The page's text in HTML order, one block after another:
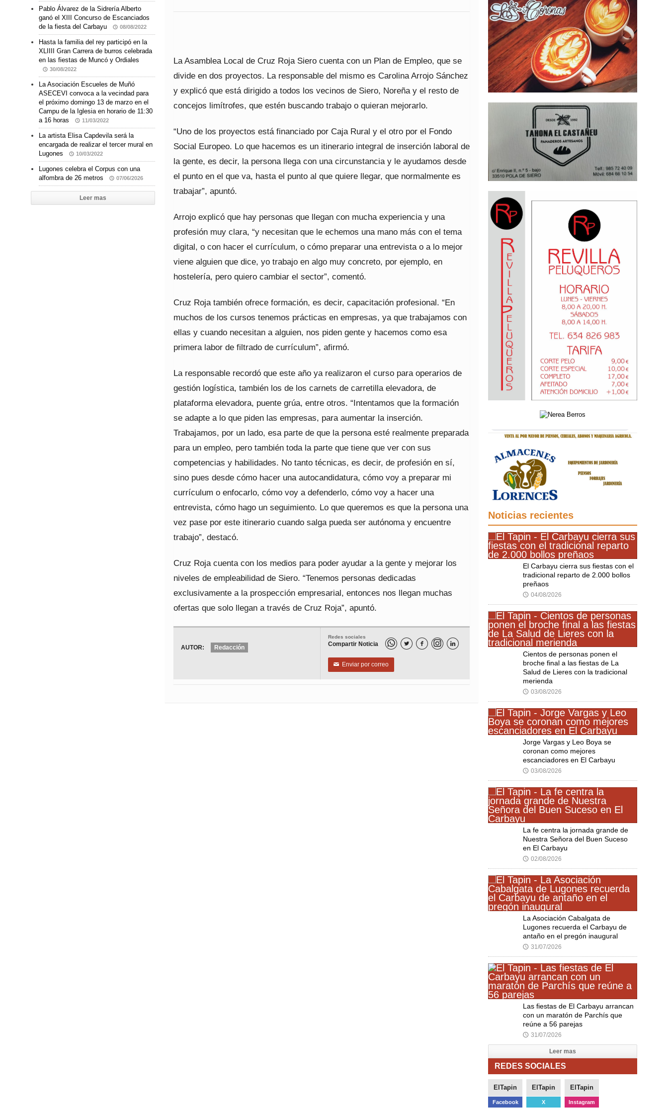
La Asamblea Local de Cruz Roja Siero cuenta con un Plan de Empleo, que se
divide en dos proyectos. La responsable del mismo es Carolina Arrojo Sánchez
y explicó que está dirigido a todos los vecinos de Siero, Noreña y el resto de
concejos limítrofes, que estén buscando trabajo o quieran mejorarlo.
“Uno de los proyectos está financiado por Caja Rural y el otro por el Fondo
Social Europeo. Lo que hacemos es un itinerario integral de inserción laboral de
la gente, es decir, la persona llega con una circunstancia y le ayudamos desde
el punto en el que va, hasta el punto al que quiere llegar, que normalmente es
trabajar”, apuntó.
Arrojo explicó que hay personas que llegan con mucha experiencia y una
profesión muy clara, “y necesitan que le echemos una mano más con el tema
digital, o con hacer el currículum, o cómo preparar una entrevista o a lo mejor
viene alguien que dice, yo trabajo en algo muy concreto, por ejemplo, en
hostelería, pero quiero cambiar el sector”, comentó.
Cruz Roja también ofrece formación, es decir, capacitación profesional. “En
muchos de los cursos tenemos prácticas en empresas, ya que trabajamos con
ellas y cuando necesitan a alguien, nos piden gente y hacemos como esa
primera labor de filtrado de currículum”, afirmó.
La responsable recordó que este año ya realizaron el curso para operarios de
gestión logística, también los de los carnets de carretilla elevadora, de
plataforma elevadora, puente grúa, entre otros. “Intentamos que la formación
se adapte a lo que piden las empresas, para aumentar la inserción.
Trabajamos, por un lado, esa parte de que la persona esté realmente preparada
para un empleo, pero también toda la parte que tiene que ver con sus
competencias y habilidades. No tanto técnicas, es decir, de profesión en sí,
sino pues desde cómo hacer una autocandidatura, cómo voy a preparar mi
currículum o enfocarlo, cómo voy a defenderlo, cómo voy a hacer una
entrevista, cómo hago un seguimiento. Lo que queremos es que la persona una
vez pase por este itinerario cuando salga pueda ser autónoma y encuentre
trabajo”, destacó.
Cruz Roja cuenta con los medios para poder ayudar a la gente y mejorar los
niveles de empleabilidad de Siero. “Tenemos personas dedicadas
exclusivamente a la prospección empresarial, entonces nos llegan muchas
ofertas que solo llegan a través de Cruz Roja”, apuntó.
Redes sociales
Compartir Noticia   
✉ Enviar por correo
AUTOR: Redacción
Pablo Álvarez de la Sidrería Alberto
ganó el XIII Concurso de Escanciados
de la fiesta del Carbayu
08/08/2022
Hasta la familia del rey participó en la
XLIIII Gran Carrera de burros celebrada
en las fiestas de Muncó y Ordiales
30/08/2022
La Asociación Escueles de Muñó
ASECEVI convoca a la vecindad para
el próximo domingo 13 de marzo en el
Campu de la Iglesia en horario de 11:30
a 16 horas
11/03/2022
La artista Elisa Capdevila será la
encargada de realizar el tercer mural en
Lugones
10/03/2022
Lugones celebra el Corpus con una
alfombra de 26 metros
07/06/2026
Leer mas
Noticias recientes
El Carbayu cierra sus fiestas con el
tradicional reparto de 2.000 bollos
preñaos
🕔 04/08/2026
Cientos de personas ponen el
broche final a las fiestas de La
Salud de Lieres con la tradicional
merienda
🕔 03/08/2026
Jorge Vargas y Leo Boya se
coronan como mejores
escanciadores en El Carbayu
🕔 03/08/2026
La fe centra la jornada grande de
Nuestra Señora del Buen Suceso
en El Carbayu
🕔 02/08/2026
La Asociación Cabalgata de
Lugones recuerda el Carbayu de
antaño en el pregón inaugural
🕔 31/07/2026
Las fiestas de El Carbayu arrancan
con un maratón de Parchís que
reúne a 56 parejas
🕔 31/07/2026
Leer mas
REDES SOCIALES
ElTapin
Facebook
ElTapin
X
ElTapin
Instagram